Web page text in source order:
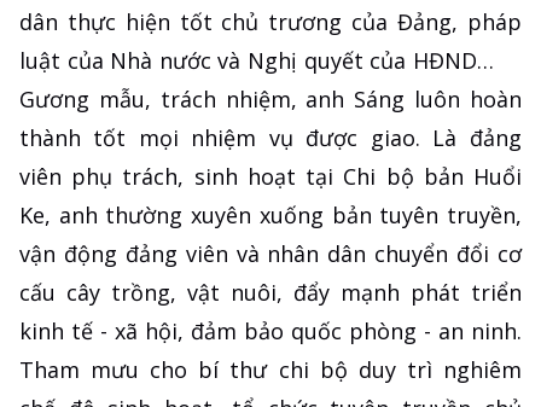
dân thực hiện tốt chủ trương của Đảng, pháp
luật của Nhà nước và Nghị quyết của HĐND…
Gương mẫu, trách nhiệm, anh Sáng luôn hoàn
thành tốt mọi nhiệm vụ được giao. Là đảng
viên phụ trách, sinh hoạt tại Chi bộ bản Huổi
Ke, anh thường xuyên xuống bản tuyên truyền,
vận động đảng viên và nhân dân chuyển đổi cơ
cấu cây trồng, vật nuôi, đẩy mạnh phát triển
kinh tế - xã hội, đảm bảo quốc phòng - an ninh.
Tham mưu cho bí thư chi bộ duy trì nghiêm